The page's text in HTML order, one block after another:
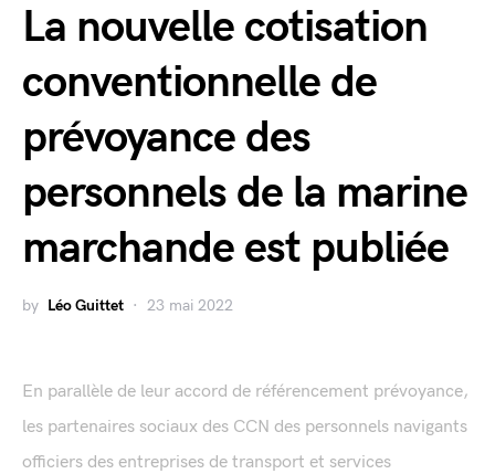
La nouvelle cotisation
conventionnelle de
prévoyance des
personnels de la marine
marchande est publiée
by Léo Guittet 23 mai 2022
En parallèle de leur accord de référencement prévoyance,
les partenaires sociaux des CCN des personnels navigants
officiers des entreprises de transport et services